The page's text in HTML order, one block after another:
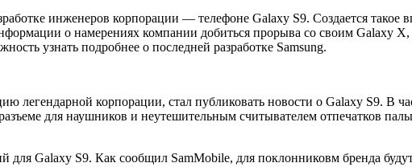
инженеров корпорации — телефоне Galaxy S9. Создается такое
о намерениях компании добиться прорыва со своим Galaxy
узнать подробнее о последней разработке Samsung.
корпорации, стал публиковать новости о Galaxy S9. В
для наушников и неутешительным считывателем отпечатков
для Galaxy S9. Как сообщил SamMobile, для поклонниковм бренда